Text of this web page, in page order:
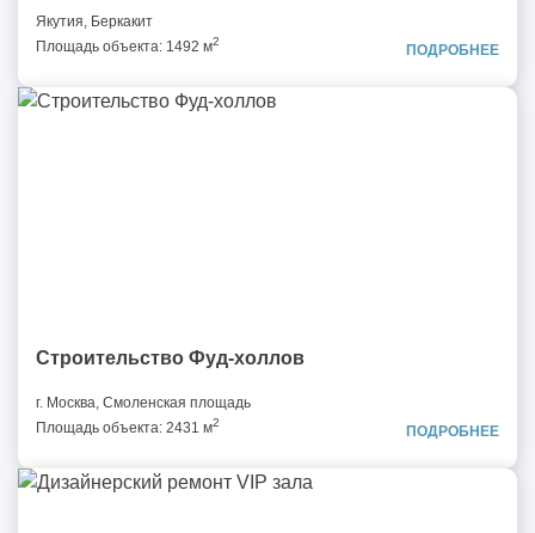
Якутия, Беркакит
Площадь объекта: 1492 м2
ПОДРОБНЕЕ
Строительство Фуд-холлов
г. Москва, Смоленская площадь
Площадь объекта: 2431 м2
ПОДРОБНЕЕ